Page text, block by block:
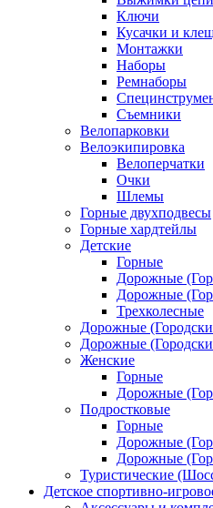
Ключи
Кусачки и
Монтажки
Наборы
Ремнаборы
Съемники
Велопарковки
Велоэкипировка
Велоперчатки
Очки
Шлемы
Горные двухподвесы
Горные хардтейлы
Детские
Горные
Дорожные
Дорожные
Трехколесные
Дорожные
Дорожные
Женские
Горные
Дорожные
Подростковые
Горные
Дорожные
Дорожные
Туристические
Детское спортивно-